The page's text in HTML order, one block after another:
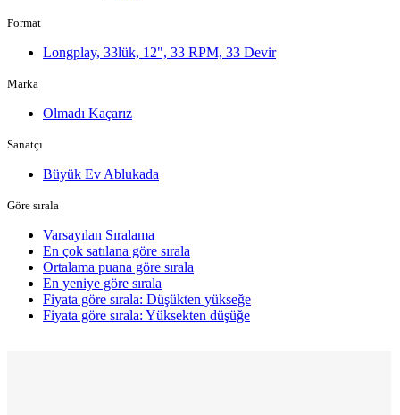
Format
Longplay, 33lük, 12", 33 RPM, 33 Devir
Marka
Olmadı Kaçarız
Sanatçı
Büyük Ev Ablukada
Göre sırala
Varsayılan Sıralama
En çok satılana göre sırala
Ortalama puana göre sırala
En yeniye göre sırala
Fiyata göre sırala: Düşükten yükseğe
Fiyata göre sırala: Yüksekten düşüğe